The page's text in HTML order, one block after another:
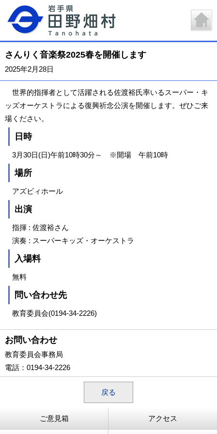
さんりく音楽祭2025春を開催します
2025年2月28日
世界的指揮者として活躍される佐渡裕氏率いるスーパー・キ
ッズオーケストラによる復興祈念公演を開催します。ぜひご来
場ください。
日時
3月30日(日)午前10時30分～ ※開場 午前10時
場所
アズビィホール
出演
指揮 : 佐渡裕さん
演奏 : スーパーキッズ・オーケストラ
入場料
無料
問い合わせ先
教育委員会(0194-34-2226)
お問い合わせ
教育委員会事務局
電話 ：0194-34-2226
戻る
ご意見箱 アクセス